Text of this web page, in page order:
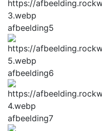
afbeelding5
afbeelding6
afbeelding7